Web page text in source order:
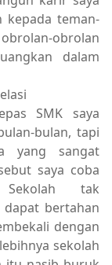
kepada teman-
obrolan
dalam
SMK saya
bulan, tapi
yang sangat
saya coba
tak
dapat bertahan
dengan
sekolah